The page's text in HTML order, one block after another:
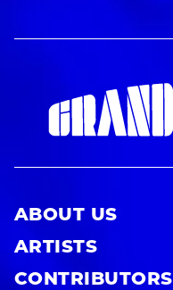
ABOUT US
ARTISTS
CONTRIBUTORS